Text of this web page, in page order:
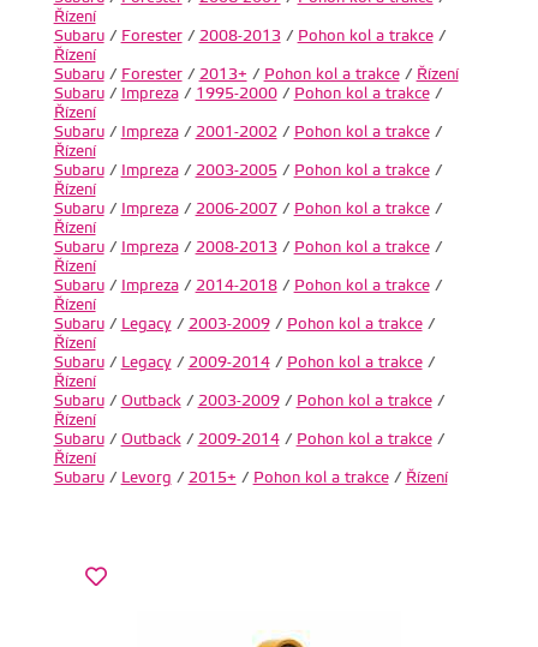
Řízení
Subaru/ Forester/ 2008-2013/ Pohon kol a trakce/
Řízení
Subaru/ Forester/ 2013+ / Pohon kol a trakce/ Řízení
Subaru/ Impreza/ 1995-2000/ Pohon kol a trakce/
Řízení
Subaru/ Impreza/ 2001-2002 / Pohon kol a trakce/
Řízení
Subaru/ Impreza/ 2003-2005/ Pohon kol a trakce/
Řízení
Subaru/ Impreza/ 2006-2007/ Pohon kol a trakce/
Řízení
Subaru/ Impreza/ 2008-2013/ Pohon kol a trakce/
Řízení
Subaru/ Impreza/ 2014-2018/ Pohon kol a trakce/
Řízení
Subaru/ Legacy/ 2003-2009/ Pohon kol a trakce/
Řízení
Subaru/ Legacy/ 2009-2014/ Pohon kol a trakce/
Řízení
Subaru/ Outback/ 2003-2009/ Pohon kol a trakce/
Řízení
Subaru/ Outback/ 2009-2014/ Pohon kol a trakce/
Řízení
Subaru/ Levorg / 2015+ / Pohon kol a trakce/ Řízení